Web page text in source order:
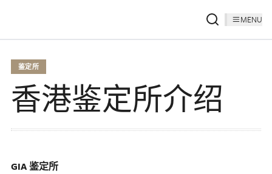
MENU
鉴定所
香港鉴定所介绍
GIA 鉴定所